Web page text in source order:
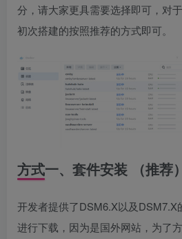
分，请大家更具需要选择即可，对
初次搭建的按照推荐的方式即可。
方式一、套件安装 （推荐）
开发者提供了DSM6.X以及DSM7.X
进行下载，因为是国外网站，为了